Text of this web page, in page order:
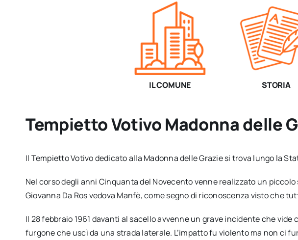
IL COMUNE STORIA
Tempietto Votivo Madonna delle
Il Tempietto Votivo dedicato alla Madonna delle Grazie si trova lungo la
Nel corso degli anni Cinquanta del Novecento venne realizzato un
Giovanna Da Ros vedova Manfè, come segno di riconoscenza visto che
Il 28 febbraio 1961 davanti al sacello avvenne un grave incidente che
furgone che uscì da una strada laterale. L’impatto fu violento ma non ci